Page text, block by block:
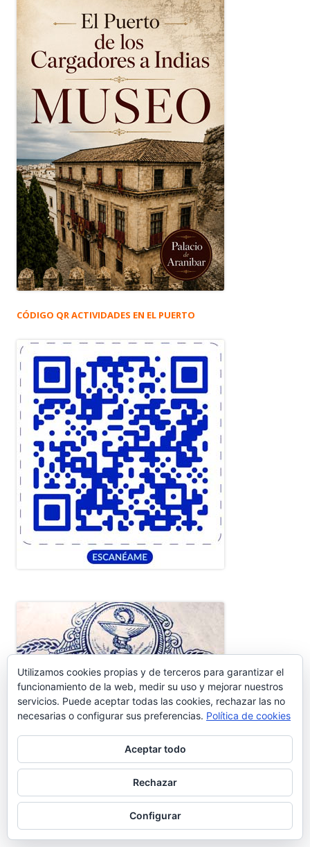
CÓDIGO QR ACTIVIDADES EN EL PUERTO
RESTAURACIÓN BASÍLICA
Utilizamos cookies propias y de terceros para garantizar el
funcionamiento de la web, medir su uso y mejorar nuestros
servicios. Puede aceptar todas las cookies, rechazar las no
necesarias o configurar sus preferencias. Política de cookies
Aceptar todo
Rechazar
Configurar